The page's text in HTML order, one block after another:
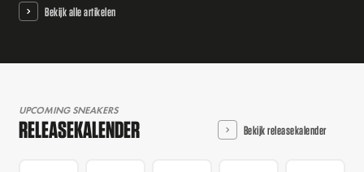
Bekijk alle artikelen
UPCOMING SNEAKERS
RELEASEKALENDER Bekijk releasekalender